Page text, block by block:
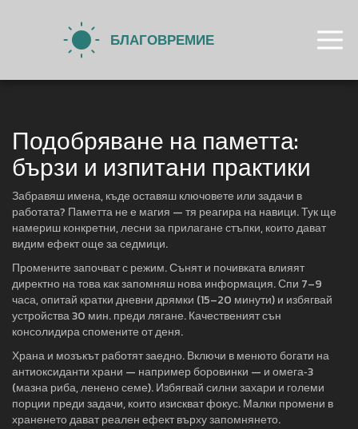
Подобряване на паметта:
бързи и изпитани практики
Забравяш имена, къде оставяш ключовете или задачи в
работата? Паметта не е магия — тя реагира на навици. Тук ще
намериш конкретни, лесни за прилагане стъпки, които дават
видим ефект още за седмици.
Промените започват с режим. Сънят и почивката влияят
директно на това как запомняш нова информация. Спи 7–9
часа, опитай кратки дневни дрямки (15–20 минути) и избягвай
устройства 30 мин. преди лягане. Качественият сън
консолидира спомените от деня.
Храна и мозъкът работят заедно. Включи в менюто богати на
антиоксиданти храни — например боровинки — и омега‑3
(мазна риба, ленено семе). Избягвай силни захари и големи
порции преди задачи, които изискват фокус. Малки промени в
храненето дават реален ефект върху запомнянето.